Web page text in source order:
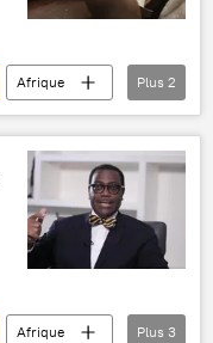
Afrique
Plus 2
Afrique
Plus 3